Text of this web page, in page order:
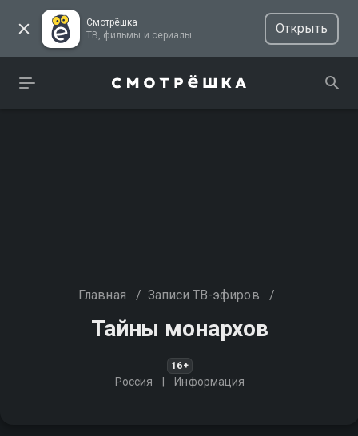
Смотрёшка
ТВ, фильмы и сериалы
Открыть
Главная / Записи ТВ-эфиров /
Тайны монархов
16+
Россия Информация